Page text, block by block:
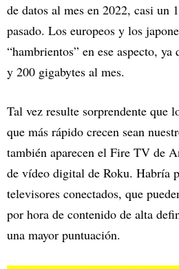
de datos al mes en 2022, casi un
pasado. Los europeos y los
“hambrientos” en ese aspecto,
y 200 gigabytes al mes.
Tal vez resulte sorprendente que
que más rápido crecen sean
también aparecen el Fire TV de
de vídeo digital de Roku. Habría
televisores conectados, que
por hora de contenido de alta
una mayor puntuación.